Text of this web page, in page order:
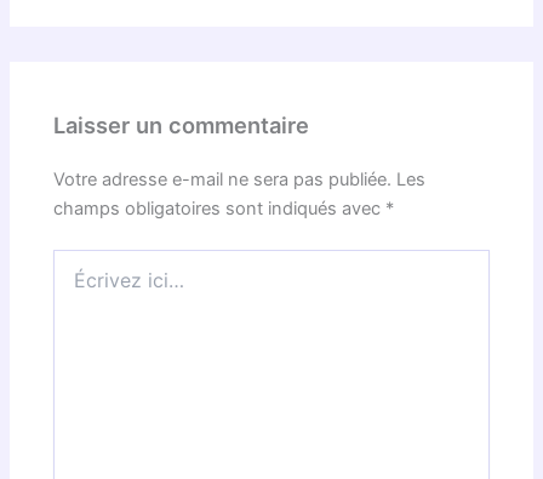
Laisser un commentaire
Votre adresse e-mail ne sera pas publiée. Les
champs obligatoires sont indiqués avec *
ici…